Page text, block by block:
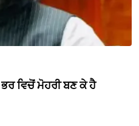
ਵਿਚੋਂ ਮੋਹਰੀ ਬਣ ਕੇ ਹੈ